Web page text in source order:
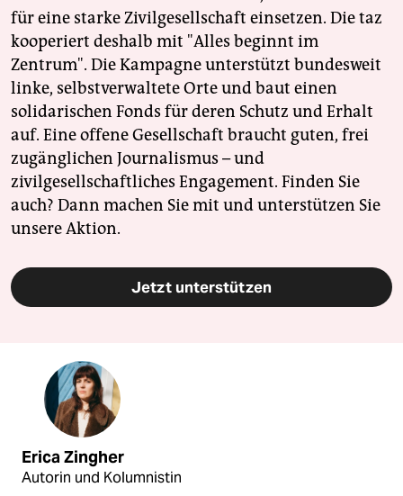
für eine starke Zivilgesellschaft einsetzen. Die taz
kooperiert deshalb mit "Alles beginnt im
Zentrum". Die Kampagne unterstützt bundesweit
linke, selbstverwaltete Orte und baut einen
solidarischen Fonds für deren Schutz und Erhalt
auf. Eine offene Gesellschaft braucht guten, frei
zugänglichen Journalismus – und
zivilgesellschaftliches Engagement. Finden Sie
auch? Dann machen Sie mit und unterstützen Sie
unsere Aktion.
Jetzt unterstützen
Erica Zingher
Autorin und Kolumnistin